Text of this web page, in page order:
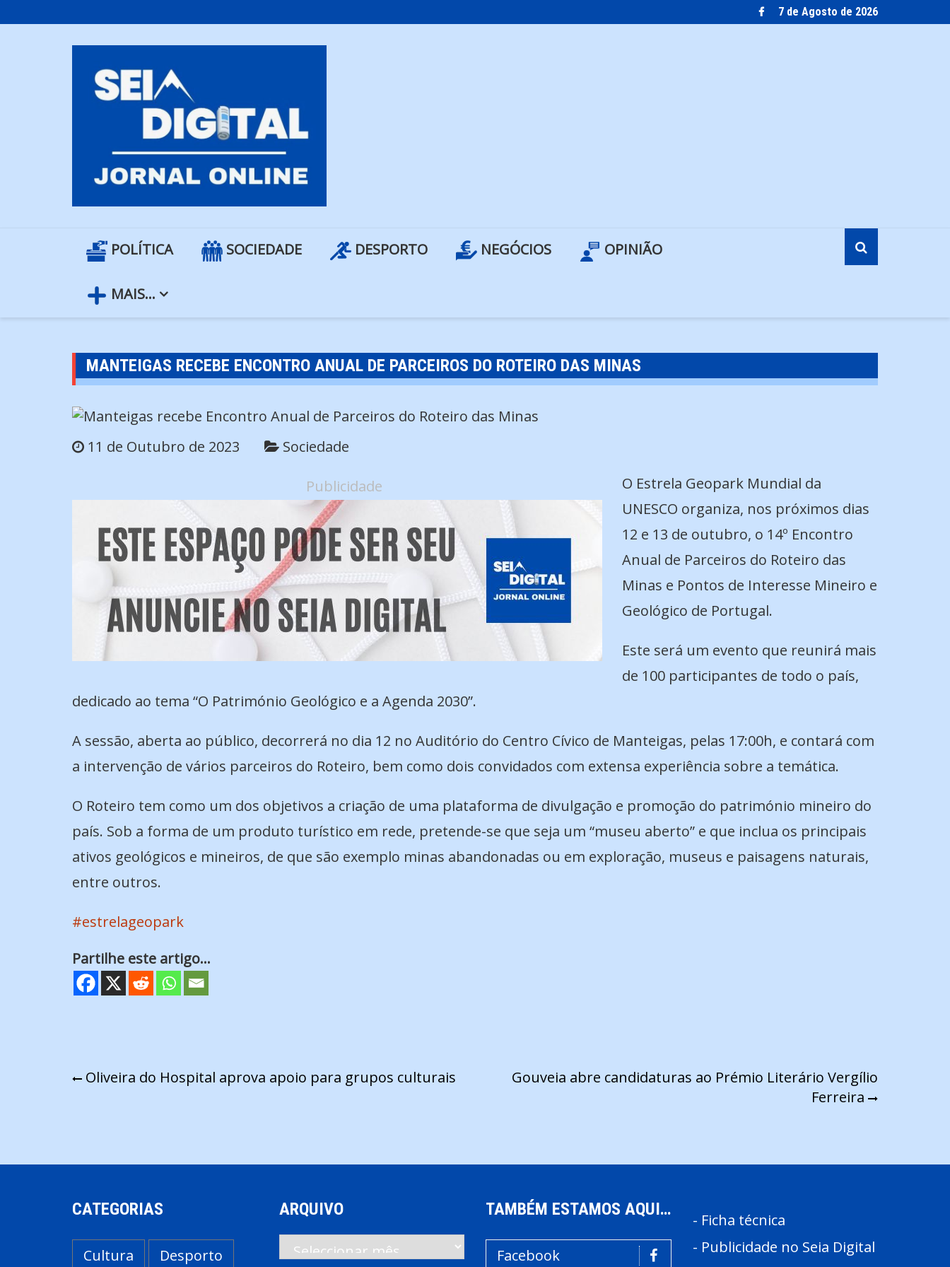
to
7 de Agosto de 2026
POLÍTICA SOCIEDADE DESPORTO NEGÓCIOS OPINIÃO
MAIS…
MANTEIGAS RECEBE ENCONTRO ANUAL DE PARCEIROS DO ROTEIRO DAS MINAS
11 de Outubro de 2023 Sociedade
Publicidade
O Estrela Geopark Mundial da
UNESCO organiza, nos próximos dias
12 e 13 de outubro, o 14º Encontro
Anual de Parceiros do Roteiro das
Minas e Pontos de Interesse Mineiro e
Geológico de Portugal.
Este será um evento que reunirá mais
de 100 participantes de todo o país,
dedicado ao tema “O Património Geológico e a Agenda 2030”.
A sessão, aberta ao público, decorrerá no dia 12 no Auditório do Centro Cívico de Manteigas, pelas 17:00h, e contará com
a intervenção de vários parceiros do Roteiro, bem como dois convidados com extensa experiência sobre a temática.
O Roteiro tem como um dos objetivos a criação de uma plataforma de divulgação e promoção do património mineiro do
país. Sob a forma de um produto turístico em rede, pretende-se que seja um “museu aberto” e que inclua os principais
ativos geológicos e mineiros, de que são exemplo minas abandonadas ou em exploração, museus e paisagens naturais,
entre outros.
#estrelageopark
Partilhe este artigo...
Navegação
Oliveira do Hospital aprova apoio para grupos culturais
Gouveia abre candidaturas ao Prémio Literário Vergílio
Ferreira
CATEGORIAS
Cultura Desporto
ARQUIVO
Arquivo
TAMBÉM ESTAMOS AQUI…
Facebook
- Ficha técnica
- Publicidade no Seia Digital